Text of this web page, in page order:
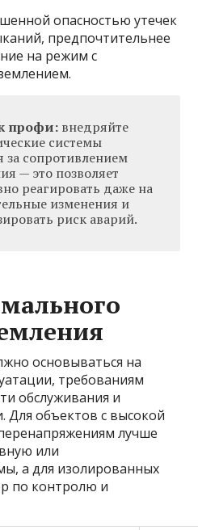
опасностью утечек
предпочтительнее
на режим с
профи: внедряйте
системы
за сопротивлением
— это позволяет
реагировать даже на
изменения и
риск аварий.
основываться на
требованиям
обслуживания и
Для объектов с высокой
лучше
или
а для изолированных
по контролю и